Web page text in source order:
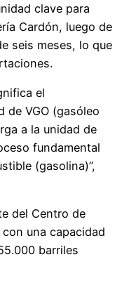
clave para
Cardón, luego de
seis meses, lo que
el
de VGO (gasóleo
a la unidad de
fundamental
(gasolina)”,
del Centro de
con una capacidad
barriles